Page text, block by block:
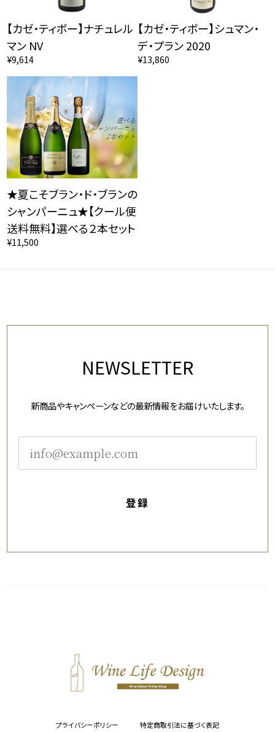
【カゼ・ティボー】ナチュレル
マン NV
¥9,614
【カゼ・ティボー】シュマン・
デ・プラン 2020
¥13,860
★夏こそブラン・ド・ブランの
シャンパーニュ★【クール便
送料無料】選べる２本セット
¥11,500
NEWSLETTER
新商品やキャンペーンなどの最新情報をお届けいたします。
登録
プライバシーポリシー 特定商取引法に基づく表記